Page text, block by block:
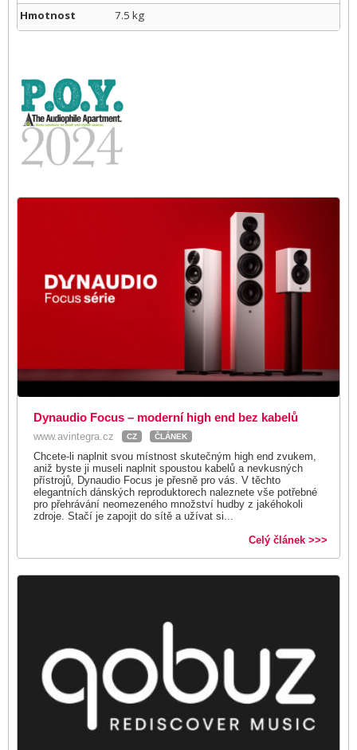
Hmotnost
7.5 kg
Dynaudio Focus – moderní high end bez kabelů
www.avintegra.cz CZ ČLÁNEK
Chcete-li naplnit svou místnost skutečným high end zvukem,
aniž byste ji museli naplnit spoustou kabelů a nevkusných
přístrojů, Dynaudio Focus je přesně pro vás. V těchto
elegantních dánských reproduktorech naleznete vše potřebné
pro přehrávání neomezeného množství hudby z jakéhokoli
zdroje. Stačí je zapojit do sítě a užívat si...
Celý článek >>>